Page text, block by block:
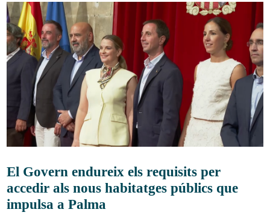
El Govern endureix els requisits per
accedir als nous habitatges públics que
impulsa a Palma